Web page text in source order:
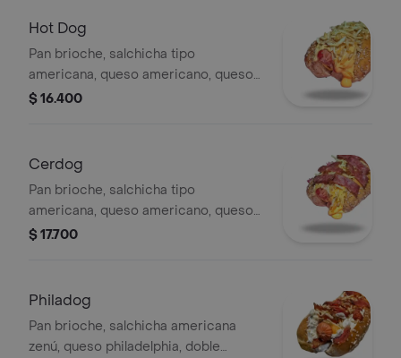
Hot Dog
Pan brioche, salchicha tipo
americana, queso americano, queso
cheddar, salsa de la casa, salsa de
$ 16.400
Cerdog
Pan brioche, salchicha tipo
americana, queso americano, queso
cheddar, salsa de la casa, salsa de
$ 17.700
Philadog
Pan brioche, salchicha americana
zenú, queso philadelphia, doble